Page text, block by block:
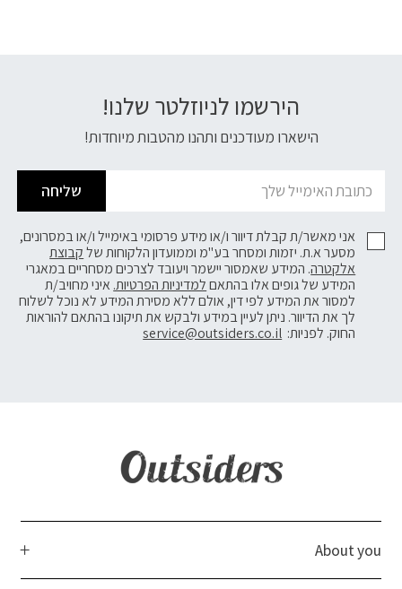
הירשמו לניוזלטר שלנו!
הישארו מעודכנים ותהנו מהטבות מיוחדות!
שליחה
אני מאשר/ת קבלת דיוור ו/או מידע פרסומי באימייל ו/או במסרונים,
מסער א.ת. יזמות ומסחר בע"מ וממועדון הלקוחות שלקבוצת
אלקטרה. המידע שאמסור יישמר ויעובד לצרכים מסחריים במאגרי
המידע של גופים אלו בהתאםלמדיניות הפרטיות. איני מחויב/ת
למסור את המידע לפי דין, אולם ללא מסירת המידע לא נוכל לשלוח
לך את הדיוור. ניתן לעיין במידע ולבקש את תיקונו בהתאם להוראות
החוק. לפניות: service@outsiders.co.il
About you